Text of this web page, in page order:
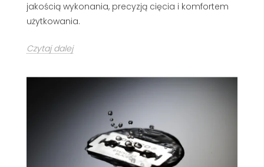
jakością wykonania, precyzją cięcia i komfortem
użytkowania.
Czytaj dalej